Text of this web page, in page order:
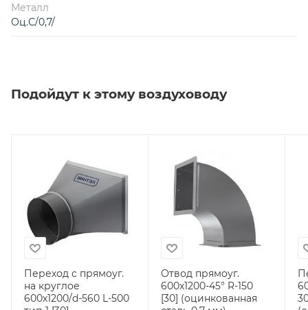
Металл
Оц.С/0,7/
Подойдут к этому воздуховоду
Переход с прямоуг.
на круглое
600х1200/d-560 L-500
Отвод прямоуг.
600х1200-45° R-150
[30] (оцинкованная